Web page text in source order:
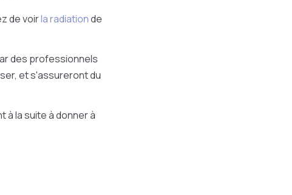
de voirla radiationde
des professionnels
et s'assureront du
à la suite à donner à